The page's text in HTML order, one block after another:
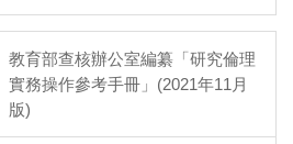
教育部查核辦公室編纂「研究倫理
實務操作參考手冊」(2021年11月
版)